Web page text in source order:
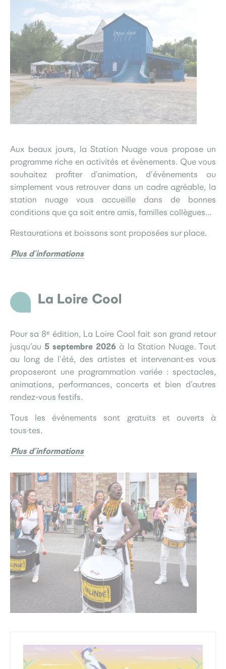
Aux beaux jours, la Station Nuage vous propose un
programme riche en activités et évènements. Que vous
souhaitez profiter d’animation, d’évènements ou
simplement vous retrouver dans un cadre agréable, la
station nuage vous accueille dans de bonnes
conditions que ça soit entre amis, familles collègues…
Restaurations et boissons sont proposées sur place.
Plus d’informations
La Loire Cool
Pour sa 8ᵉ édition, La Loire Cool fait son grand retour
jusqu’au 5 septembre 2026 à la Station Nuage. Tout
au long de l’été, des artistes et intervenant·es vous
proposeront une programmation variée : spectacles,
animations, performances, concerts et bien d’autres
rendez-vous festifs.
Tous les événements sont gratuits et ouverts à
tous·tes.
Plus d’informations